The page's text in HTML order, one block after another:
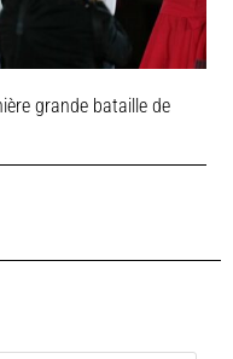
grande bataille de